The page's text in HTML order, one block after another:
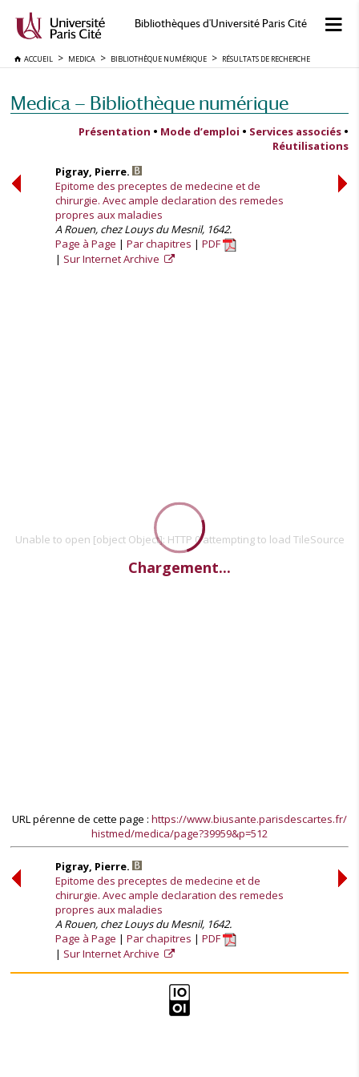
Bibliothèques d'Université Paris Cité
ACCUEIL MEDICA BIBLIOTHÈQUE NUMÉRIQUE RÉSULTATS DE RECHERCHE
Medica — Bibliothèque numérique
Présentation • Mode d’emploi • Services associés •
Réutilisations
Pigray, Pierre.
Epitome des preceptes de medecine et de
chirurgie. Avec ample declaration des remedes
propres aux maladies
A Rouen, chez Louys du Mesnil, 1642.
Page à Page
Par chapitres
PDF
Sur Internet Archive
Unable to open [object Object]: HTTP 0 attempting to load TileSource
Chargement...
URL pérenne de cette page : https://www.biusante.parisdescartes.fr/
histmed/medica/page?39959&p=512
Pigray, Pierre.
Epitome des preceptes de medecine et de
chirurgie. Avec ample declaration des remedes
propres aux maladies
A Rouen, chez Louys du Mesnil, 1642.
Page à Page
Par chapitres
PDF
Sur Internet Archive